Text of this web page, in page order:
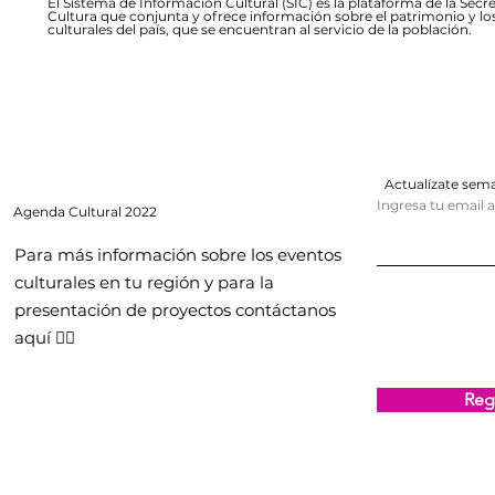
Cultura que conjunta y ofrece información sobre el patrimonio y
culturales del país, que se encuentran al servicio de la población.
Agenda Cultural 2022
Para más información sobre los eventos
culturales en tu región y para la
presentación de proyectos contáctanos
aquí 👇🏻
Actualízate
Ingresa tu email